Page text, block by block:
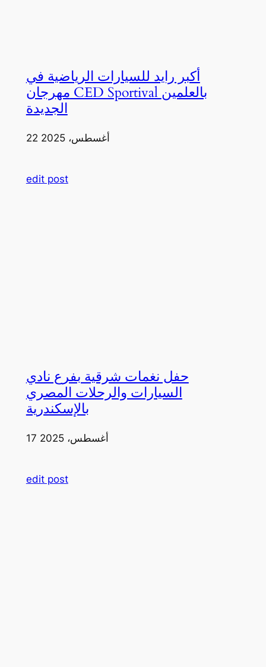
أكبر رايد للسيارات الرياضية في
مهرجان CED Sportival بالعلمين
الجديدة
22 أغسطس، 2025
edit post
حفل نغمات شرقية بفرع نادي
السيارات والرحلات المصري
بالإسكندرية
17 أغسطس، 2025
edit post